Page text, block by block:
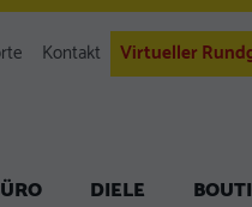
Kontakt Virtueller
DIELE